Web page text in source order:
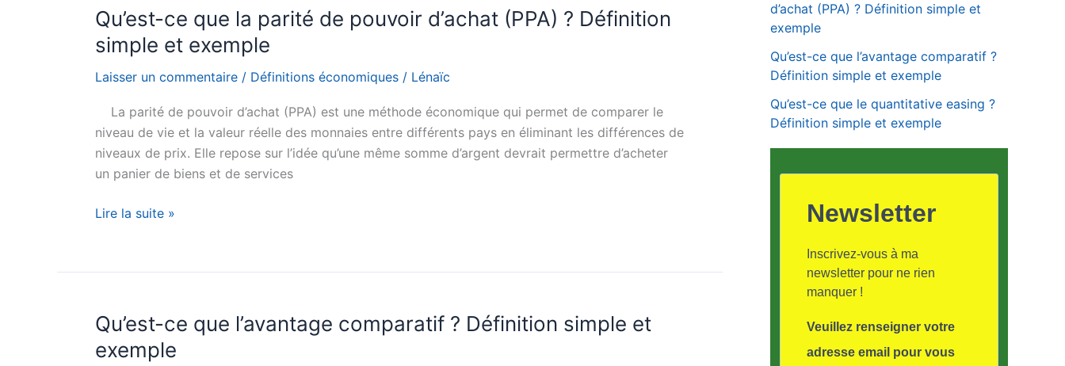
?
Qu’est-ce que la parité de pouvoir d’achat (PPA) ? Définition
simple et exemple
Laisser un commentaire / Définitions économiques / Lénaïc
La parité de pouvoir d’achat (PPA) est une méthode économique qui permet de comparer le
niveau de vie et la valeur réelle des monnaies entre différents pays en éliminant les différences de
niveaux de prix. Elle repose sur l’idée qu’une même somme d’argent devrait permettre d’acheter
un panier de biens et de services
Qu’est-
la
de
pouvoir
d’achat
Lire la suite »
Qu’est-ce que l’avantage comparatif ? Définition simple et
exemple
d’achat (PPA) ? Définition simple et
exemple
Qu’est-ce que l’avantage comparatif ?
Définition simple et exemple
Qu’est-ce que le quantitative easing ?
Définition simple et exemple
Newsletter
Inscrivez-vous à ma
newsletter pour ne rien
manquer !
Veuillez renseigner votre
adresse email pour vous